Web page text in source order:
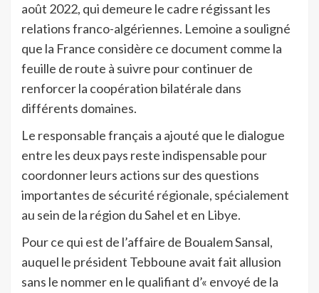
août 2022, qui demeure le cadre régissant les
relations franco-algériennes. Lemoine a souligné
que la France considère ce document comme la
feuille de route à suivre pour continuer de
renforcer la coopération bilatérale dans
différents domaines.
Le responsable français a ajouté que le dialogue
entre les deux pays reste indispensable pour
coordonner leurs actions sur des questions
importantes de sécurité régionale, spécialement
au sein de la région du Sahel et en Libye.
Pour ce qui est de l’affaire de Boualem Sansal,
auquel le président Tebboune avait fait allusion
sans le nommer en le qualifiant d’« envoyé de la